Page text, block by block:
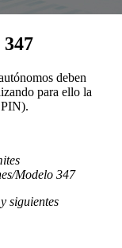
deben
para ello la
Modelo 347
siguientes